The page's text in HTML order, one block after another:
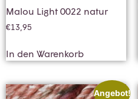
Malou Light 0022 natur
€13,95
In den Warenkorb
Angebot!